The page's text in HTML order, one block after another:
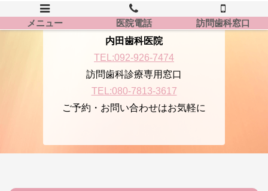
内田歯科医院
TEL:092-926-7474
訪問歯科診療専用窓口
TEL:080-7813-3617
ご予約・お問い合わせはお気軽に
メニュー 医院電話 訪問歯科窓口